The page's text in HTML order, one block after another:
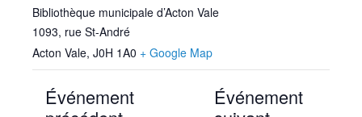
Bibliothèque municipale d’Acton Vale
1093, rue St-André
Acton Vale, J0H 1A0 + Google Map
Événement
Événement